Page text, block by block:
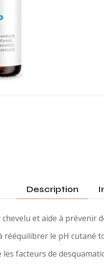
Description
et aide à prévenir
rééquilibrer le pH
facteurs de